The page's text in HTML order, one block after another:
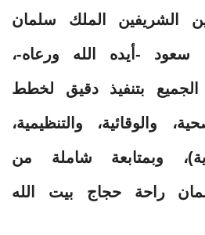
الشريفين الملك سلمان
-أيده الله ورعاه-،
الجميع بتنفيذ دقيق لخطط
والوقائية، والتنظيمية،
وبمتابعة شاملة من
راحة حجاج بيت الله